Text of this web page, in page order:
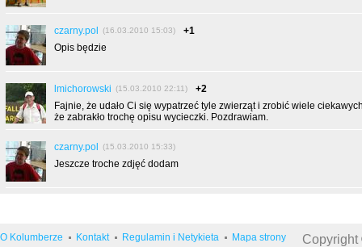
czarny.pol (16.03.2010 15:03)
+1
Opis będzie
lmichorowski (15.03.2010 22:11)
+2
Fajnie, że udało Ci się wypatrzeć tyle zwierząt i zrobić wiele
że zabrakło trochę opisu wycieczki. Pozdrawiam.
czarny.pol (15.03.2010 15:33)
Jeszcze troche zdjęć dodam
O Kolumberze Kontakt Regulamin i Netykieta Mapa strony